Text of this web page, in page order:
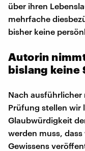
über ihren
mehrfache
bisher keine
Autorin
bislang keine
Nach
Prüfung stellen wir
Glaubwürdigkeit
werden muss,
Gewissens